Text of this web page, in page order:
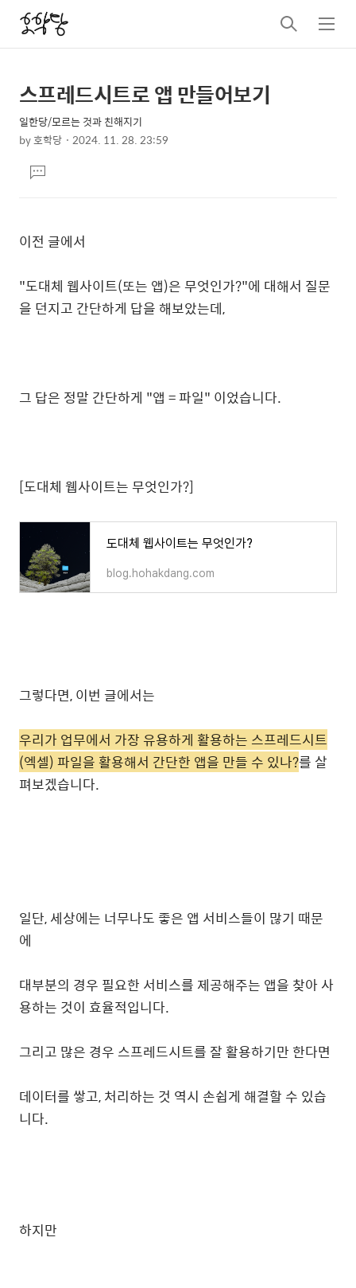
검
색
메
뉴
상
세
컨
텐
츠
본
제
목
스프레드시트로 앱 만들어보기
일한당/모르는 것과 친해지기
by호학당 2024. 11. 28. 23:59
문댓
글
이전 글에서
"도대체 웹사이트(또는 앱)은 무엇인가?"에 대해서 질문
을 던지고 간단하게 답을 해보았는데,
그 답은 정말 간단하게 "앱 = 파일" 이었습니다.
[도대체 웹사이트는 무엇인가?]
도대체 웹사이트는 무엇인가?
blog.hohakdang.com
그렇다면, 이번 글에서는
우리가 업무에서 가장 유용하게 활용하는 스프레드시트
(엑셀) 파일을 활용해서 간단한 앱을 만들 수 있나?를 살
펴보겠습니다.
일단, 세상에는 너무나도 좋은 앱 서비스들이 많기 때문
에
대부분의 경우 필요한 서비스를 제공해주는 앱을 찾아 사
용하는 것이 효율적입니다.
그리고 많은 경우 스프레드시트를 잘 활용하기만 한다면
데이터를 쌓고, 처리하는 것 역시 손쉽게 해결할 수 있습
니다.
하지만